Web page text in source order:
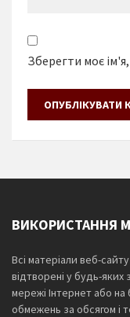
Зберегти моє
ВИКОРИСТАННЯ
Всі матеріали веб-
відтворені у будь-яких
мережі Інтернет або на
обмежень за обсягом і